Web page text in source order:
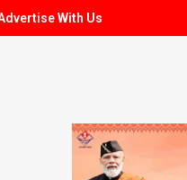
With Us